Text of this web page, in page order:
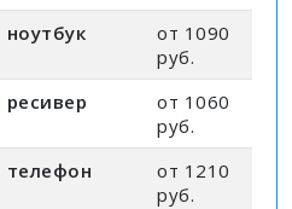
от 1090
руб.
от 1060
руб.
телефон
от 1210
руб.